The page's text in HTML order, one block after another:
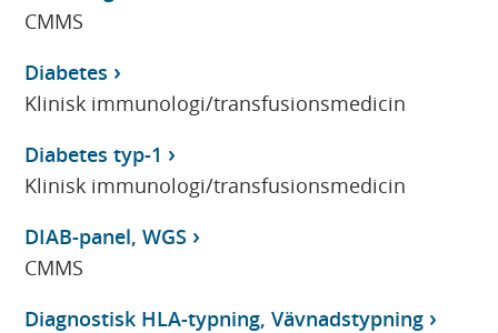
CMMS
Diabetes
Klinisk immunologi/transfusionsmedicin
Diabetes typ-1
Klinisk immunologi/transfusionsmedicin
DIAB-panel, WGS
CMMS
Diagnostisk HLA-typning, Vävnadstypning